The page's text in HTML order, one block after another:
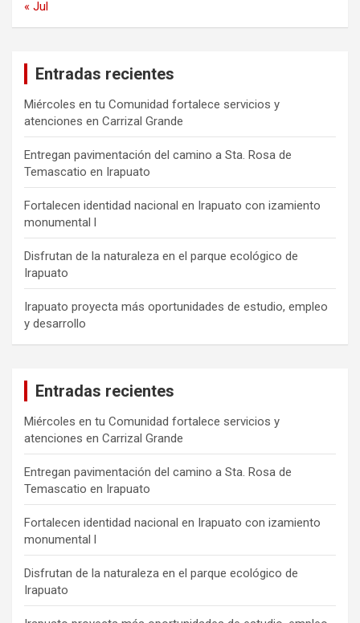
« Jul
Entradas recientes
Miércoles en tu Comunidad fortalece servicios y
atenciones en Carrizal Grande
Entregan pavimentación del camino a Sta. Rosa de
Temascatio en Irapuato
Fortalecen identidad nacional en Irapuato con izamiento
monumental l
Disfrutan de la naturaleza en el parque ecológico de
Irapuato
Irapuato proyecta más oportunidades de estudio, empleo
y desarrollo
Entradas recientes
Miércoles en tu Comunidad fortalece servicios y
atenciones en Carrizal Grande
Entregan pavimentación del camino a Sta. Rosa de
Temascatio en Irapuato
Fortalecen identidad nacional en Irapuato con izamiento
monumental l
Disfrutan de la naturaleza en el parque ecológico de
Irapuato